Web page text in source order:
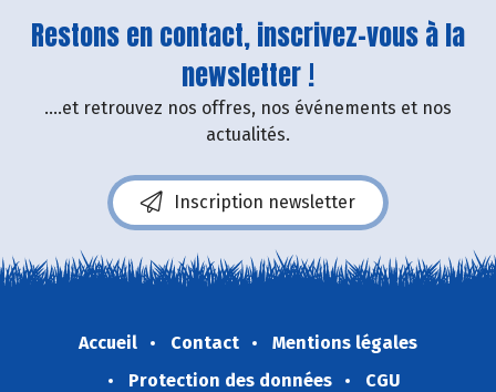
Restons en contact, inscrivez-vous à la
newsletter !
....et retrouvez nos offres, nos événements et nos
actualités.
Inscription newsletter
Accueil Contact
Mentions légales
Protection des données
CGU